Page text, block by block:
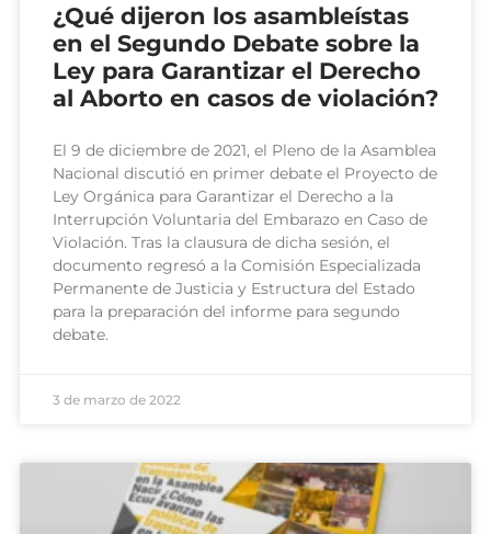
¿Qué dijeron los asambleístas
en el Segundo Debate sobre la
Ley para Garantizar el Derecho
al Aborto en casos de violación?
El 9 de diciembre de 2021, el Pleno de la Asamblea
Nacional discutió en primer debate el Proyecto de
Ley Orgánica para Garantizar el Derecho a la
Interrupción Voluntaria del Embarazo en Caso de
Violación. Tras la clausura de dicha sesión, el
documento regresó a la Comisión Especializada
Permanente de Justicia y Estructura del Estado
para la preparación del informe para segundo
debate.
3 de marzo de 2022